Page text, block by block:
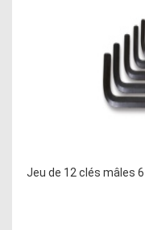
Jeu de 12 clés mâles